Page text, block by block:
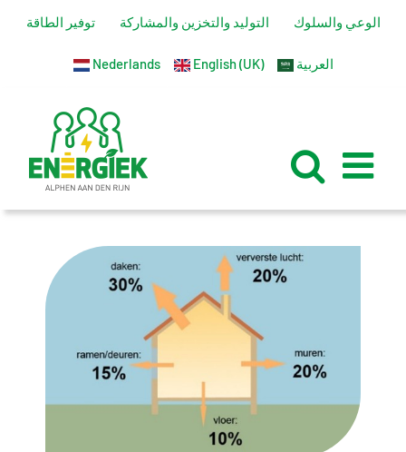
تخطيتوفير الطاقة التوليد والتخزين والمشاركة الوعي والسلوك
Nederlands English (UK) العربية